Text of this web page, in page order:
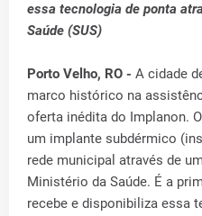
essa tecnologia de ponta
Saúde (SUS)
Porto Velho, RO - A cidade
marco histórico na
oferta inédita do Implanon.
um implante subdérmico
rede municipal através de
Ministério da Saúde. É a
recebe e disponibiliza essa